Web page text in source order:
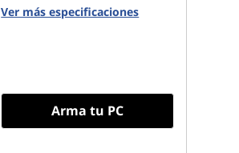
256 GB SSD M.2 2242 PCIe
Gen4 TLC
Ver más especificaciones
Arma tu PC